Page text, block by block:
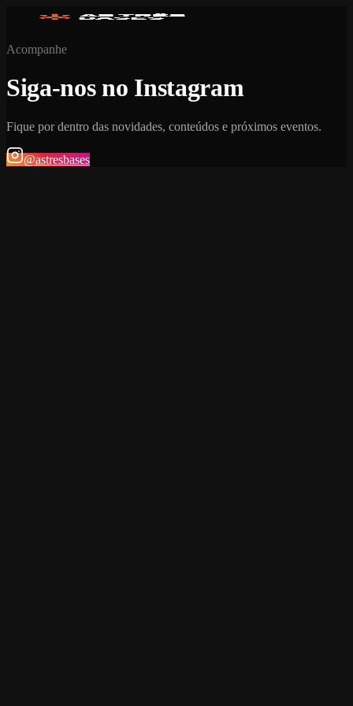
Acompanhe
Siga-nos no Instagram
Fique por dentro das novidades, conteúdos e próximos eventos.
@astresbases